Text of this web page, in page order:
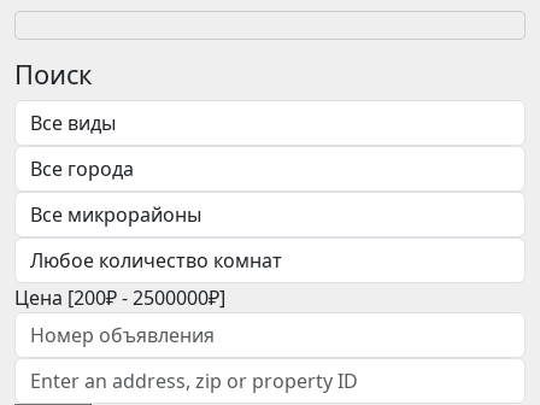
Поиск
Цена [200₽-2500000₽]